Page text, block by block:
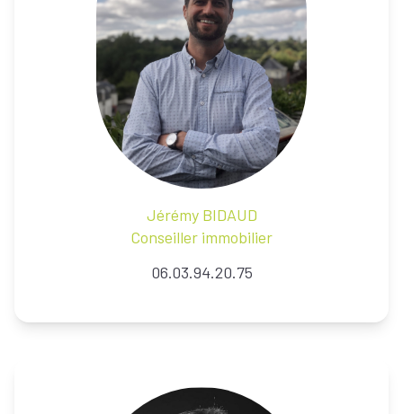
Jérémy BIDAUD
Conseiller immobilier
06.03.94.20.75